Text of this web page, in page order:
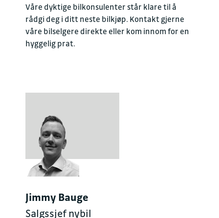
Våre dyktige bilkonsulenter står klare til å
rådgi deg i ditt neste bilkjøp. Kontakt gjerne
våre bilselgere direkte eller kom innom for en
hyggelig prat.
Jimmy Bauge
Salgssjef nybil